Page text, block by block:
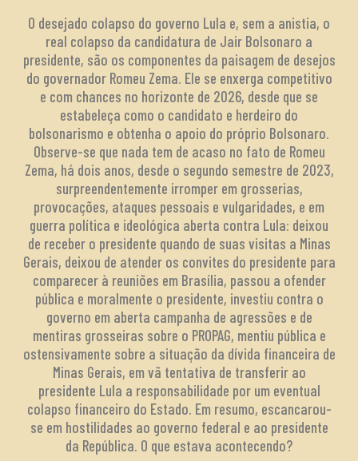
O desejado colapso do governo Lula e, sem a anistia, o
real colapso da candidatura de Jair Bolsonaro a
presidente, são os componentes da paisagem de desejos
do governador Romeu Zema. Ele se enxerga competitivo
e com chances no horizonte de 2026, desde que se
estabeleça como o candidato e herdeiro do
bolsonarismo e obtenha o apoio do próprio Bolsonaro.
Observe-se que nada tem de acaso no fato de Romeu
Zema, há dois anos, desde o segundo semestre de 2023,
surpreendentemente irromper em grosserias,
provocações, ataques pessoais e vulgaridades, e em
guerra política e ideológica aberta contra Lula: deixou
de receber o presidente quando de suas visitas a Minas
Gerais, deixou de atender os convites do presidente para
comparecer à reuniões em Brasília, passou a ofender
pública e moralmente o presidente, investiu contra o
governo em aberta campanha de agressões e de
mentiras grosseiras sobre o PROPAG, mentiu pública e
ostensivamente sobre a situação da dívida financeira de
Minas Gerais, em vã tentativa de transferir ao
presidente Lula a responsabilidade por um eventual
colapso financeiro do Estado. Em resumo, escancarou-
se em hostilidades ao governo federal e ao presidente
da República. O que estava acontecendo?